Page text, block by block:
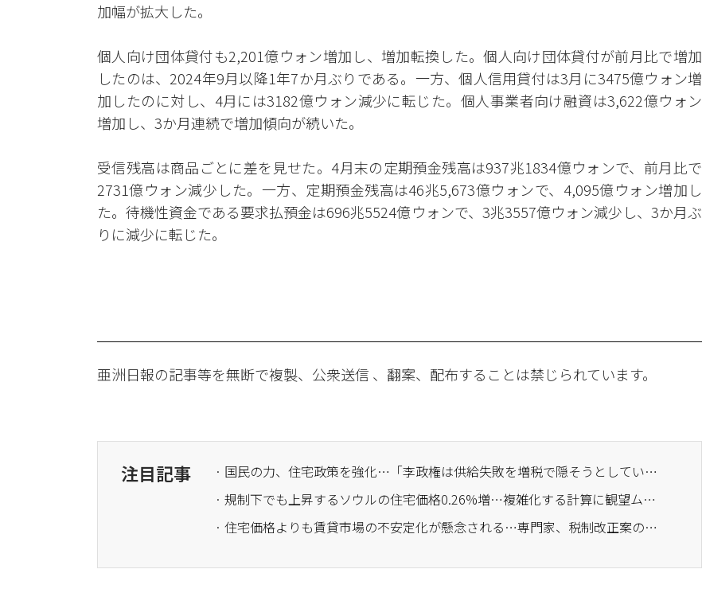
加幅が拡大した。
個人向け団体貸付も2,201億ウォン増加し、増加転換した。個人向け団体貸付が前月比で増加
したのは、2024年9月以降1年7か月ぶりである。一方、個人信用貸付は3月に3475億ウォン増
加したのに対し、4月には3182億ウォン減少に転じた。個人事業者向け融資は3,622億ウォン
増加し、3か月連続で増加傾向が続いた。
受信残高は商品ごとに差を見せた。4月末の定期預金残高は937兆1834億ウォンで、前月比で
2731億ウォン減少した。一方、定期預金残高は46兆5,673億ウォンで、4,095億ウォン増加し
た。待機性資金である要求払預金は696兆5524億ウォンで、3兆3557億ウォン減少し、3か月ぶ
りに減少に転じた。
亜洲日報の記事等を無断で複製、公衆送信 、翻案、配布することは禁じられています。
注目記事
· 国民の力、住宅政策を強化…「李政権は供給失敗を増税で隠そうとしている」
· 規制下でも上昇するソウルの住宅価格0.26%増…複雑化する計算に観望ムードが長期化するか
· 住宅価格よりも賃貸市場の不安定化が懸念される…専門家、税制改正案の副作用を指摘